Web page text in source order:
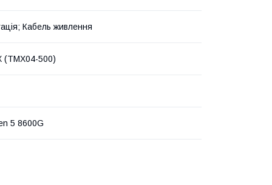
Кабель живлення
(TMX04-500)
5 8600G